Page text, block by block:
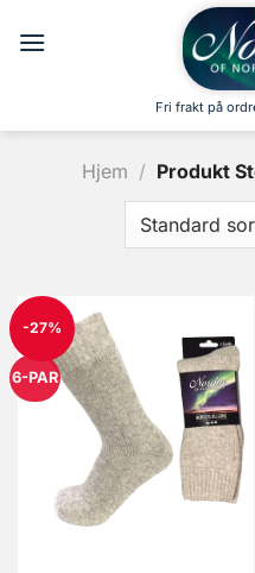
Fri frakt på
Hjem / Produkt
-27%
6-PAR